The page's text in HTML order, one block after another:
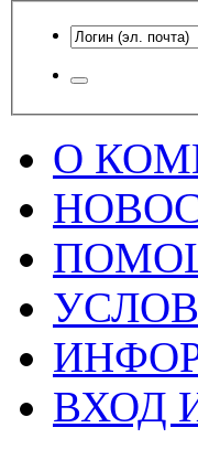
О
ВХОД